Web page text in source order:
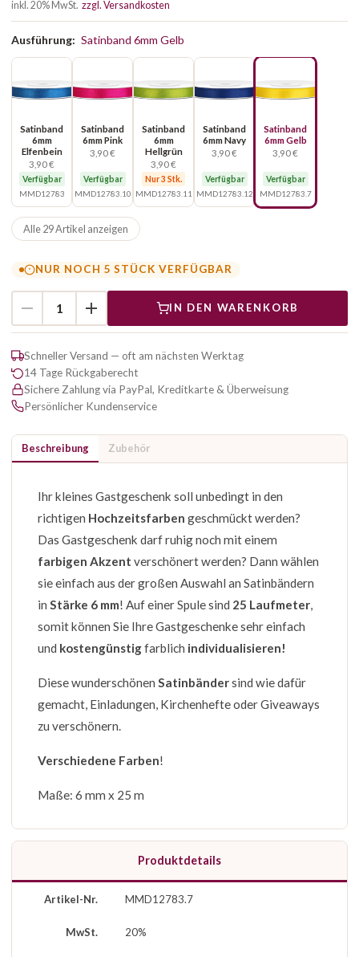
inkl. 20% MwSt. zzgl. Versandkosten
Ausführung: Satinband 6mm Gelb
Satinband
6mm
Elfenbein
3,90 €
Verfügbar
MMD12783
Satinband
6mm Pink
3,90 €
Verfügbar
MMD12783.10
Satinband
6mm
Hellgrün
3,90 €
Nur 3 Stk.
MMD12783.11
Satinband
6mm Navy
3,90 €
Verfügbar
MMD12783.12
Satinband
6mm Gelb
3,90 €
Verfügbar
MMD12783.7
Alle 29 Artikel anzeigen
NUR NOCH 5 STÜCK VERFÜGBAR
IN DEN WARENKORB
Schneller Versand — oft am nächsten Werktag
14 Tage Rückgaberecht
Sichere Zahlung via PayPal, Kreditkarte & Überweisung
Persönlicher Kundenservice
Beschreibung Zubehör
Ihr kleines Gastgeschenk soll unbedingt in den
richtigen Hochzeitsfarben geschmückt werden?
Das Gastgeschenk darf ruhig noch mit einem
farbigen Akzent verschönert werden? Dann wählen
sie einfach aus der großen Auswahl an Satinbändern
in Stärke 6 mm! Auf einer Spule sind 25 Laufmeter
somit können Sie Ihre Gastgeschenke sehr einfach
und kostengünstigfarblich individualisieren!
Diese wunderschönen Satinbändersind wie dafür
gemacht, Einladungen, Kirchenhefte oder Giveaways
zu verschönern.
Verschiedene Farben!
Maße: 6 mm x 25 m
Produktdetails
Artikel-Nr. MMD12783.7
MwSt. 20%